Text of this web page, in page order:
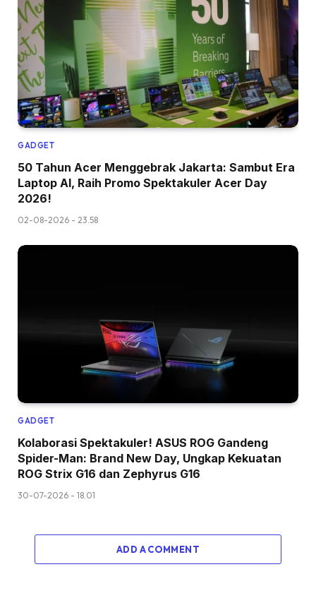
GADGET
50 Tahun Acer Menggebrak Jakarta: Sambut Era
Laptop AI, Raih Promo Spektakuler Acer Day
2026!
02-08-2026 - 23.58
GADGET
Kolaborasi Spektakuler! ASUS ROG Gandeng
Spider-Man: Brand New Day, Ungkap Kekuatan
ROG Strix G16 dan Zephyrus G16
30-07-2026 - 18.01
ADD A COMMENT